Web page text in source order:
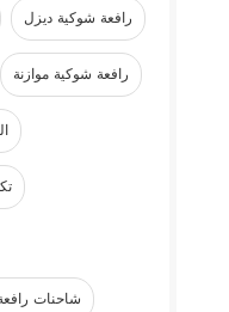
رافعة شوكية ديزل
رافعة شوكية موازنة
شاحنات